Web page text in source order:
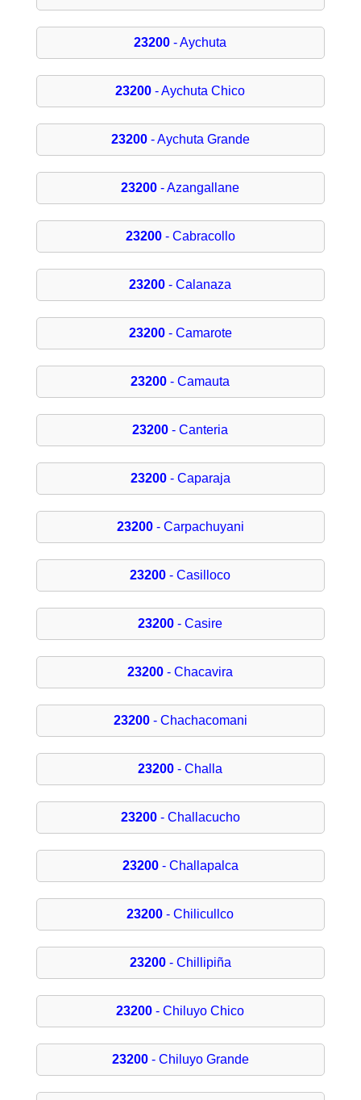
23200 - Aychuta
23200 - Aychuta Chico
23200- Aychuta Grande
23200 - Azangallane
23200- Cabracollo
23200 - Calanaza
23200- Camarote
23200 - Camauta
23200 - Canteria
23200- Caparaja
23200- Carpachuyani
23200 - Casilloco
23200 - Casire
23200 - Chacavira
23200- Chachacomani
23200 - Challa
23200- Challacucho
23200- Challapalca
23200 - Chilicullco
23200- Chillipiña
23200 - Chiluyo Chico
23200- Chiluyo Grande